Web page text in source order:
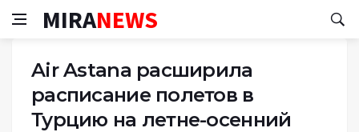
MIRANEWS
Air Astana расширила
расписание полетов в
Турцию на летне-осенний